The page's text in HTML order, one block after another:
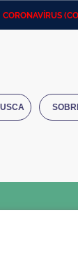
CORONAVÍRUS